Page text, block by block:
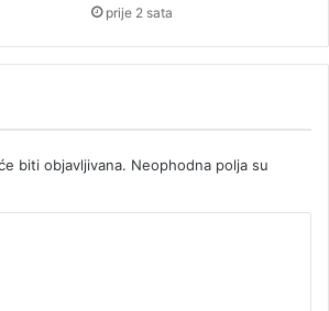
prije 2 sata
biti objavljivana. Neophodna polja su